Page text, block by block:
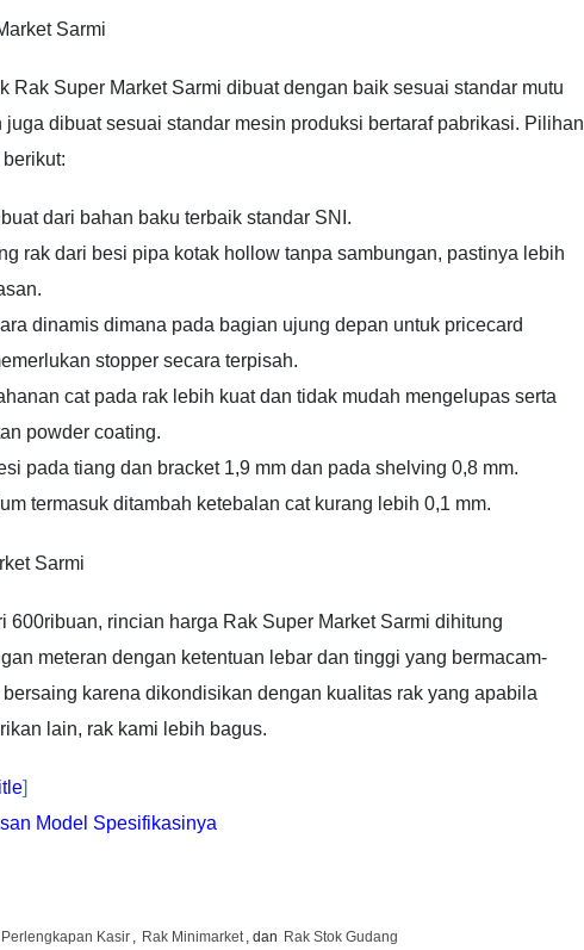
Sarmi
Rak Super Market Sarmi dibuat dengan baik sesuai standar mutu
dibuat sesuai standar mesin produksi bertaraf pabrikasi. Pilihan
dari bahan baku terbaik standar SNI.
rak dari besi pipa kotak hollow tanpa sambungan, pastinya lebih
dinamis dimana pada bagian ujung depan untuk pricecard
stopper secara terpisah.
cat pada rak lebih kuat dan tidak mudah mengelupas serta
powder coating.
pada tiang dan bracket 1,9 mm dan pada shelving 0,8 mm.
termasuk ditambah ketebalan cat kurang lebih 0,1 mm.
Sarmi
600ribuan, rincian harga Rak Super Market Sarmi dihitung
meteran dengan ketentuan lebar dan tinggi yang bermacam-
karena dikondisikan dengan kualitas rak yang apabila
lain, rak kami lebih bagus.
]
Model Spesifikasinya
Perlengkapan Kasir , Rak Minimarket , dan Rak Stok Gudang